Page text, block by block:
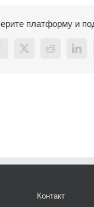
платформу и
X Reddit
Контакт